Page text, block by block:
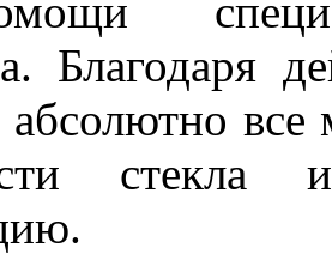
Благодаря
абсолютно